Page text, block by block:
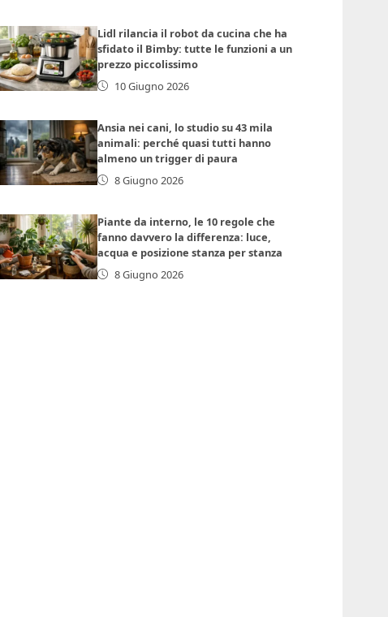
Lidl rilancia il robot da cucina che ha
sfidato il Bimby: tutte le funzioni a un
prezzo piccolissimo
10 Giugno 2026
Ansia nei cani, lo studio su 43 mila
animali: perché quasi tutti hanno
almeno un trigger di paura
8 Giugno 2026
Piante da interno, le 10 regole che
fanno davvero la differenza: luce,
acqua e posizione stanza per stanza
8 Giugno 2026